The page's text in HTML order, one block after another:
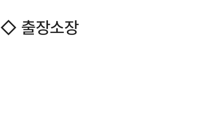
◇ 출장소장